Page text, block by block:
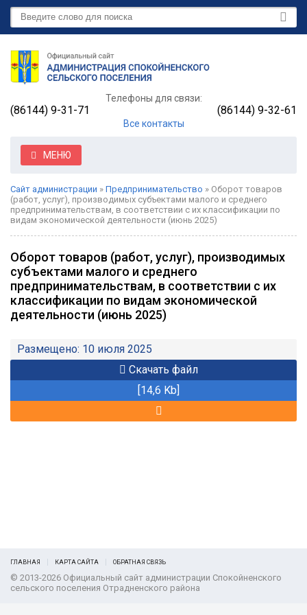
Телефоны для связи:
(86144) 9-31-71 (86144) 9-32-61
Все контакты
МЕНЮ
Сайт администрации » Предпринимательство » Оборот товаров
(работ, услуг), производимых субъектами малого и среднего
предпринимательствам, в соответствии с их классификации по
видам экономической деятельности (июнь 2025)
Оборот товаров (работ, услуг), производимых
субъектами малого и среднего
предпринимательствам, в соответствии с их
классификации по видам экономической
деятельности (июнь 2025)
Размещено: 10 июля 2025
Скачать файл
[14,6 Kb]
ГЛАВНАЯ КАРТА САЙТА ОБРАТНАЯ СВЯЗЬ
© 2013-2026 Официальный сайт администрации Спокойненского
сельского поселения Отрадненского района